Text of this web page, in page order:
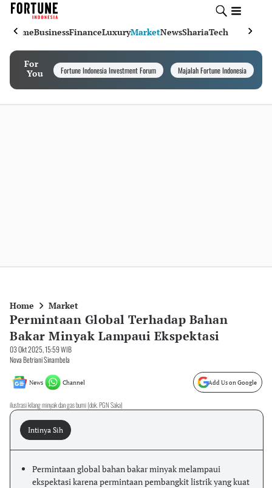
HomeBusinessFinanceLuxuryMarketNewsShariaTech
For
You
Fortune Indonesia Investment Forum Majalah Fortune Indonesia
Home Market
Permintaan Global Terhadap Bahan
Bakar Minyak Lampaui Ekspektasi
03 Okt 2025, 15:59 WIB
Nova Betriani Sinambela
News Channel Add Us on Google
ilustrasi kilang minyak dan gas bumi (dok. PGN Saka)
Intinya Sih
Permintaan global bahan bakar minyak melampaui
ekspektasi karena permintaan pembangkit listrik yang kuat